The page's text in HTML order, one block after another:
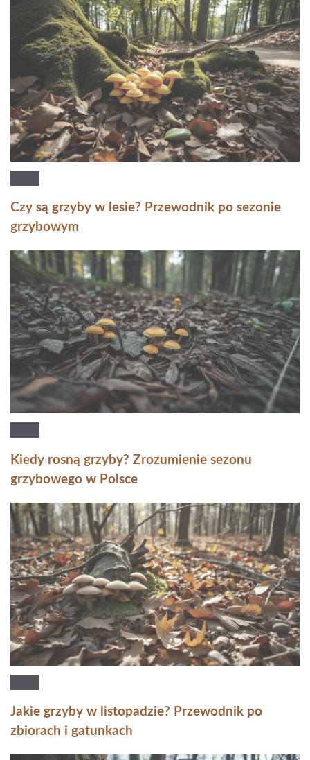
Czy są grzyby w lesie? Przewodnik po sezonie
grzybowym
Kiedy rosną grzyby? Zrozumienie sezonu
grzybowego w Polsce
Jakie grzyby w listopadzie? Przewodnik po
zbiorach i gatunkach